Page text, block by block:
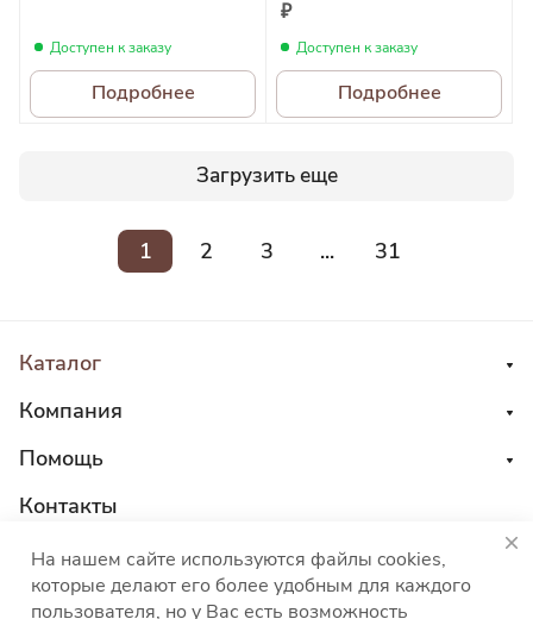
Доступен к заказу
Подробнее
₽
Доступен к заказу
Подробнее
Загрузить еще
1 2 3 ... 31
Каталог
Компания
Помощь
Контакты
8 800 555 45 04
sales@choco-corp.com
На нашем сайте используются файлы cookies,
которые делают его более удобным для каждого
пользователя, но у Вас есть возможность